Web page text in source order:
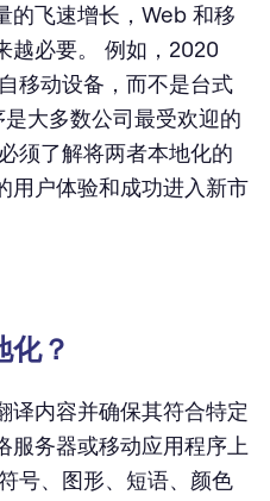
的飞速增长，Web 和移
越必要。 例如，2020
移动设备，而不是台式
大多数公司最受欢迎的
须了解将两者本地化的
用户体验和成功进入新市
化？
译内容并确保其符合特定
服务器或移动应用程序上
号、图形、短语、颜色